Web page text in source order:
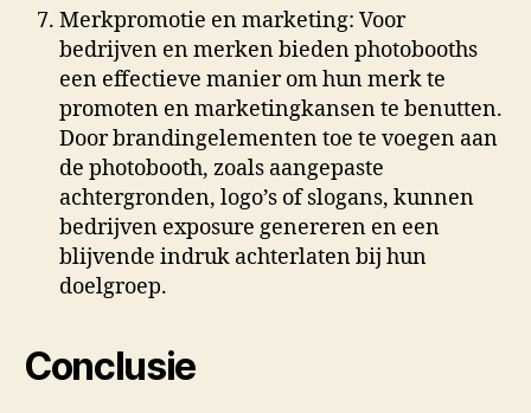
Merkpromotie en marketing: Voor
bedrijven en merken bieden photobooths
een effectieve manier om hun merk te
promoten en marketingkansen te benutten.
Door brandingelementen toe te voegen aan
de photobooth, zoals aangepaste
achtergronden, logo’s of slogans, kunnen
bedrijven exposure genereren en een
blijvende indruk achterlaten bij hun
doelgroep.
Conclusie